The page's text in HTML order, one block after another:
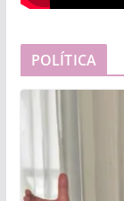
POLÍTICA